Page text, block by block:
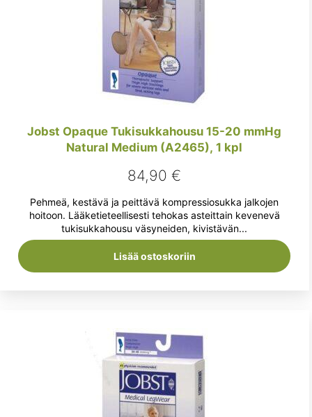
Jobst Opaque Tukisukkahousu 15-20 mmHg
Natural Medium (A2465), 1 kpl
84,90€
Pehmeä, kestävä ja peittävä kompressiosukka jalkojen
hoitoon. Lääketieteellisesti tehokas asteittain kevenevä
tukisukkahousu väsyneiden, kivistävän...
Lisää ostoskoriin